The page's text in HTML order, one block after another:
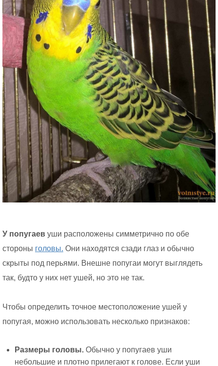
У попугаев уши расположены симметрично по обе
стороны головы. Они находятся сзади глаз и обычно
скрыты под перьями. Внешне попугаи могут выглядеть
так, будто у них нет ушей, но это не так.
Чтобы определить точное местоположение ушей у
попугая, можно использовать несколько признаков:
Размеры головы. Обычно у попугаев уши
небольшие и плотно прилегают к голове. Если уши